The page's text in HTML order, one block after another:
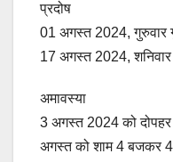
प्रदोष
01 अगस्त 2024, गुरुवार
17 अगस्त 2024,
अमावस्या
3 अगस्त 2024 को
अगस्त को शाम 4 बजकर